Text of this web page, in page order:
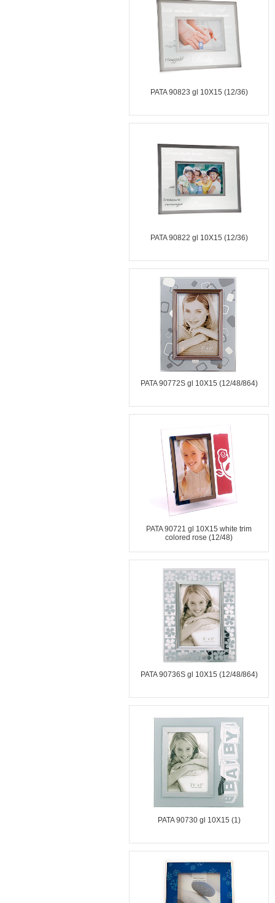
PATA 90823 gl 10X15 (12/36)
PATA 90822 gl 10X15 (12/36)
PATA 90772S gl 10X15 (12/48/864)
PATA 90721 gl 10X15 white trim
colored rose (12/48)
PATA 90736S gl 10X15 (12/48/864)
PATA 90730 gl 10X15 (1)